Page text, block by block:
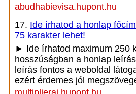
abudhabievisa.hupont.hu
17. Ide írhatod a honlap
75 karakter lehet!
► Ide írhatod maximum 250
hosszúságban a honlap
leírás fontos a weboldal
ezért érdemes jól